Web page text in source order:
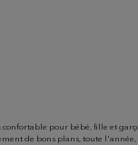
pour bébé, fille et
de bons plans, toute